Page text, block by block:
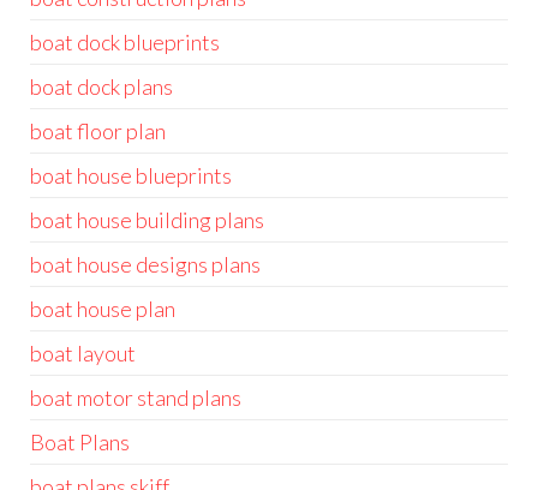
boat dock blueprints
boat dock plans
boat floor plan
boat house blueprints
boat house building plans
boat house designs plans
boat house plan
boat layout
boat motor stand plans
Boat Plans